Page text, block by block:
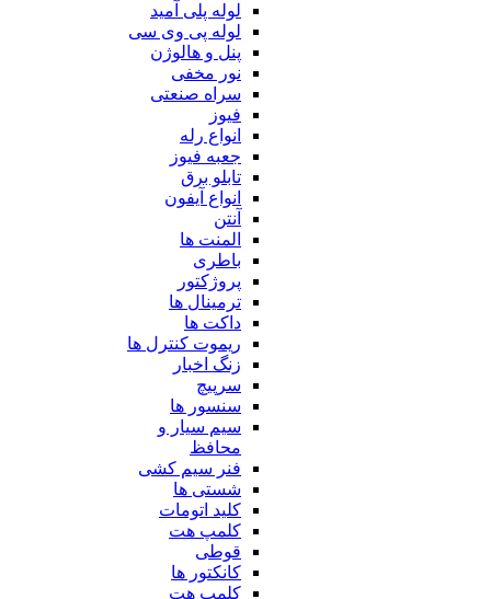
لوله پلی آمید
لوله پی وی سی
پنل و هالوژن
نور مخفی
سراه صنعتی
فیوز
انواع رله
جعبه فیوز
تابلو برق
انواع آیفون
آنتن
المنت ها
باطری
پروژکتور
ترمینال ها
داکت ها
ریموت کنترل ها
زنگ اخبار
سرپیچ
سنسور ها
سیم سیار و
محافظ
فنر سیم کشی
شستی ها
کلید اتومات
کلمپ هت
قوطی
کانکتور ها
کلمپ هت